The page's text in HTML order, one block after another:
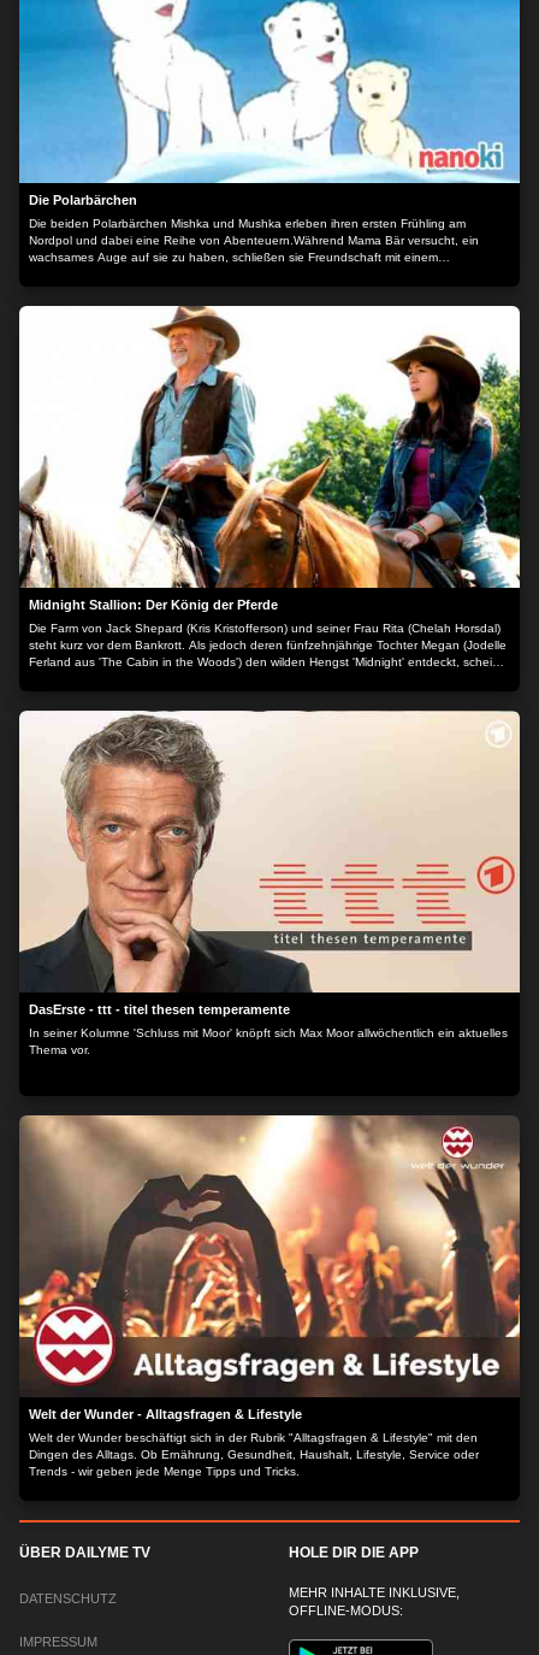
Die Polarbärchen
Die beiden Polarbärchen Mishka und Mushka erleben ihren ersten Frühling am
Nordpol und dabei eine Reihe von Abenteuern.Während Mama Bär versucht, ein
wachsames Auge auf sie zu haben, schließen sie Freundschaft mit einem
und Mushka von den Menschen verletzt und eine große Aufgabe wartet auf die
beiden. Der Inhalt wird bereitgestellt von: PLAION PICTURES GmbH, Lochhamer Str.
9, 82152 Planegg/München
Midnight Stallion: Der König der Pferde
Die Farm von Jack Shepard (Kris Kristofferson) und seiner Frau Rita (Chelah Horsdal)
steht kurz vor dem Bankrott. Als jedoch deren fünfzehnjährige Tochter Megan (Jodelle
Ferland aus 'The Cabin in the Woods') den wilden Hengst 'Midnight' entdeckt, scheint
kürzester Zeit, 'Midnight' zu zähmen und zu trainieren, um bei einem Rennen das
rettende Preisgeld zu ergattern. Doch dann verletzt sich Jack schwer und es liegt nun
an Megan die Farm zu retten... Der Inhalt wird bereitgestellt von: PLAION PICTURES
GmbH, Lochhamer Str. 9, 82152 Planegg/München
DasErste - ttt - titel thesen temperamente
In seiner Kolumne 'Schluss mit Moor' knöpft sich Max Moor allwöchentlich ein aktuelles
Thema vor.
Welt der Wunder - Alltagsfragen & Lifestyle
Welt der Wunder beschäftigt sich in der Rubrik "Alltagsfragen & Lifestyle" mit den
Dingen des Alltags. Ob Ernährung, Gesundheit, Haushalt, Lifestyle, Service oder
Trends - wir geben jede Menge Tipps und Tricks.
ÜBER DAILYME TV
DATENSCHUTZ
IMPRESSUM
HOLE DIR DIE APP
MEHR INHALTE INKLUSIVE,
OFFLINE-MODUS: